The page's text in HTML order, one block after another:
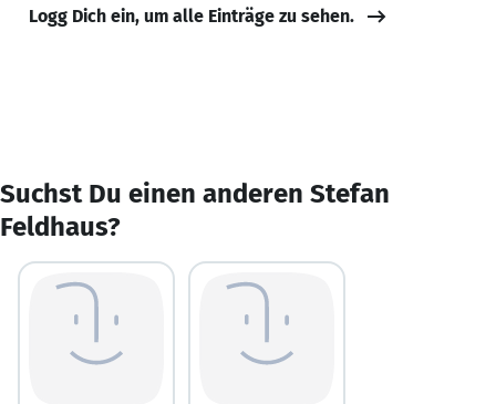
Logg Dich ein, um alle Einträge zu sehen.
Suchst Du einen anderen Stefan
Feldhaus?